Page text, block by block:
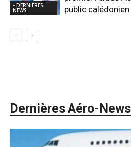
- DERNIÈRES
NEWS
public calédonien
Dernières Aéro-News